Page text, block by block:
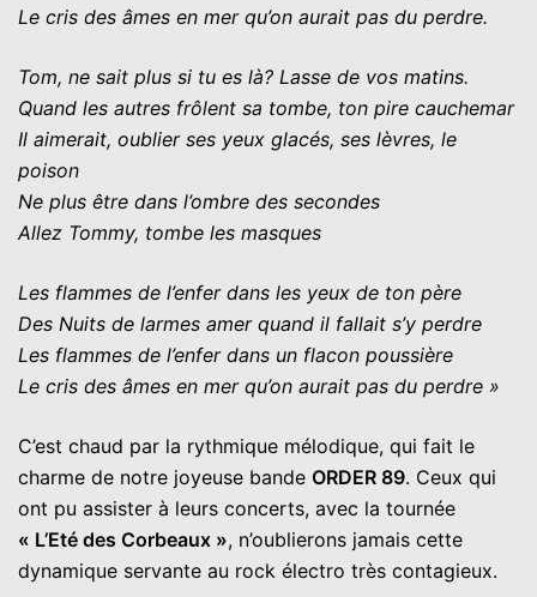
Le cris des âmes en mer qu’on aurait pas du perdre.
Tom, ne sait plus si tu es là? Lasse de vos matins.
Quand les autres frôlent sa tombe, ton pire cauchemar
Il aimerait, oublier ses yeux glacés, ses lèvres, le
poison
Ne plus être dans l’ombre des secondes
Allez Tommy, tombe les masques
Les flammes de l’enfer dans les yeux de ton père
Des Nuits de larmes amer quand il fallait s’y perdre
Les flammes de l’enfer dans un flacon poussière
Le cris des âmes en mer qu’on aurait pas du perdre »
C’est chaud par la rythmique mélodique, qui fait le
charme de notre joyeuse bande ORDER 89. Ceux qui
ont pu assister à leurs concerts, avec la tournée
« L’Eté des Corbeaux », n’oublierons jamais cette
dynamique servante au rock électro très contagieux.